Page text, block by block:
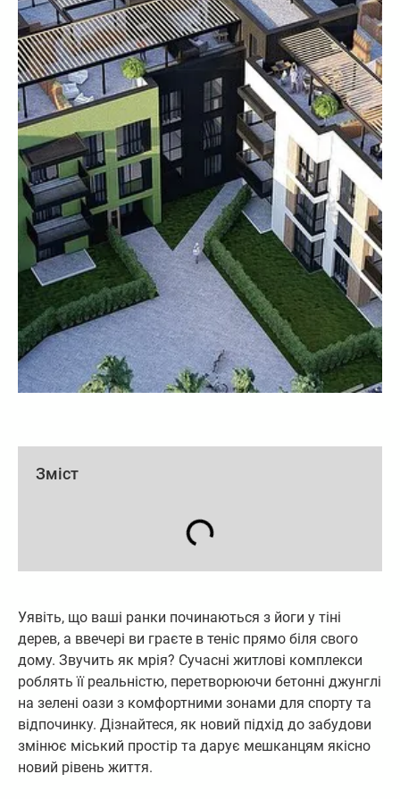
Зміст
Уявіть, що ваші ранки починаються з йоги у тіні
дерев, а ввечері ви граєте в теніс прямо біля свого
дому. Звучить як мрія? Сучасні житлові комплекси
роблять її реальністю, перетворюючи бетонні джунглі
на зелені оази з комфортними зонами для спорту та
відпочинку. Дізнайтеся, як новий підхід до забудови
змінює міський простір та дарує мешканцям якісно
новий рівень життя.